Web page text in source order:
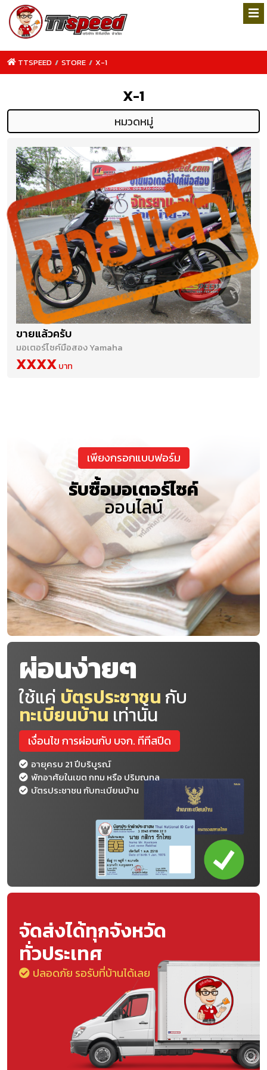
TTSPEED.COM
TTSPEED / STORE / X-1
X-1
หมวดหมู่
ขายแล้วครับ
มอเตอร์ไซค์มือสอง Yamaha
XXXX
เพียงกรอกแบบฟอร์ม
รับซื้อมอเตอร์ไซค์
ออนไลน์
ผ่อนง่ายๆ
ใช้แค่ บัตรประชาชน กับ
ทะเบียนบ้าน เท่านั้น
เงื่อนไข การผ่อนกับ บจก. ทีทีสปีด
อายุครบ 21 ปีบริบูรณ์
พักอาศัยในเขต กทม หรือ ปริมณทล
บัตรประชาชน กับทะเบียนบ้าน
จัดส่งได้ทุกจังหวัด
ทั่วประเทศ
ปลอดภัย รอรับที่บ้านได้เลย